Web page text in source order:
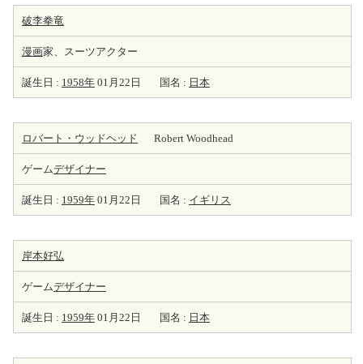
破李拳竜
漫画家、スーツアクター
誕生日 : 1958年 01月22日 国名 : 日本
ロバート・ウッドヘッド Robert Woodhead
ゲームデザイナー
誕生日 : 1959年 01月22日 国名 : イギリス
岸本好弘
ゲームデザイナー
誕生日 : 1959年 01月22日 国名 : 日本